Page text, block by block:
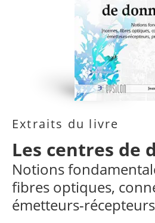
Extraits du livre
Les centres de
Notions
fibres optiques,
émetteurs-